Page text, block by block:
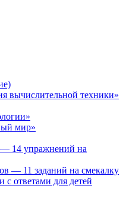
вычислительной техники»
мир»
— 14 упражнений на
— 11 заданий на смекалку
с ответами для детей